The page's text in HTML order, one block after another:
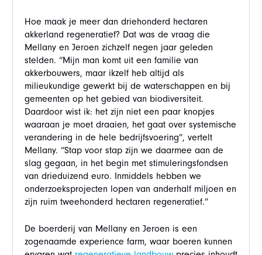
Hoe maak je meer dan driehonderd hectaren
akkerland regeneratief? Dat was de vraag die
Mellany en Jeroen zichzelf negen jaar geleden
stelden. “Mijn man komt uit een familie van
akkerbouwers, maar ikzelf heb altijd als
milieukundige gewerkt bij de waterschappen en bij
gemeenten op het gebied van biodiversiteit.
Daardoor wist ik: het zijn niet een paar knopjes
waaraan je moet draaien, het gaat over systemische
verandering in de hele bedrijfsvoering”, vertelt
Mellany. “Stap voor stap zijn we daarmee aan de
slag gegaan, in het begin met stimuleringsfondsen
van drieduizend euro. Inmiddels hebben we
onderzoeksprojecten lopen van anderhalf miljoen en
zijn ruim tweehonderd hectaren regeneratief.”
De boerderij van Mellany en Jeroen is een
zogenaamde experience farm, waar boeren kunnen